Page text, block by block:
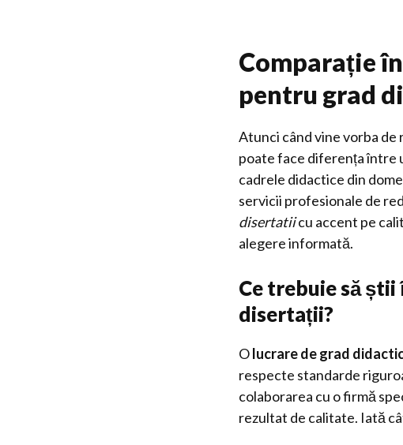
Comparație
pentru grad
Atunci când vine vorba de
poate face diferența între
cadrele didactice din
servicii profesionale de
disertatiicu accent pe
alegere informată.
Ce trebuie să
disertații?
Olucrare de grad
respecte standarde
colaborarea cu o firmă
rezultat de calitate. Iată